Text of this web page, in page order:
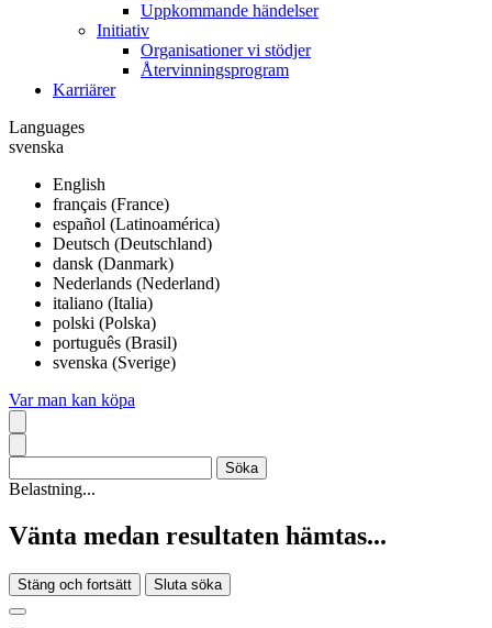
Uppkommande händelser
Initiativ
Organisationer vi stödjer
Återvinningsprogram
Karriärer
Languages
svenska
English
français (France)
español (Latinoamérica)
Deutsch (Deutschland)
dansk (Danmark)
Nederlands (Nederland)
italiano (Italia)
polski (Polska)
português (Brasil)
svenska (Sverige)
Var man kan köpa
Belastning...
Vänta medan resultaten hämtas...
Stäng och fortsätt Sluta söka